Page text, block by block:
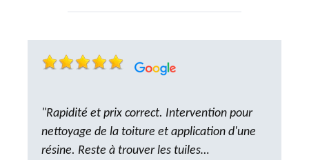
"Rapidité et prix correct. Intervention pour
nettoyage de la toiture et application d'une
résine. Reste à trouver les tuiles